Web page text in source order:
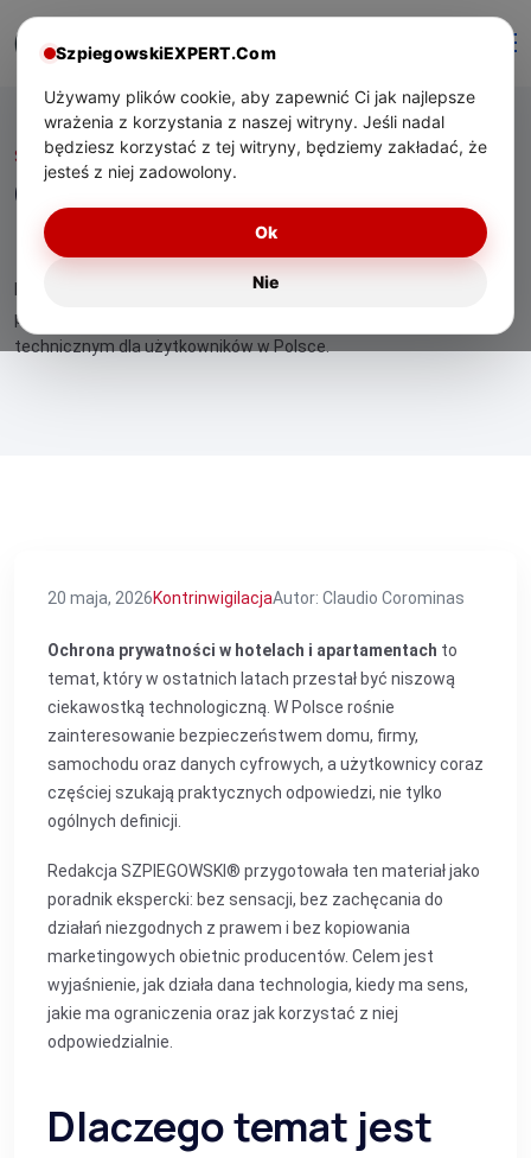
Start/ Ochrona prywatności w hotelach i apartamentach
Ochrona prywatności w
hotelach i apartamentach
Eksperckie materiały o technologiach bezpieczeństwa,
praktycznym zastosowaniu urządzeń oraz wsparciu
technicznym dla użytkowników w Polsce.
20 maja, 2026KontrinwigilacjaAutor: Claudio Corominas
Ochrona prywatności w hotelach i apartamentach to
temat, który w ostatnich latach przestał być niszową
ciekawostką technologiczną. W Polsce rośnie
zainteresowanie bezpieczeństwem domu, firmy,
samochodu oraz danych cyfrowych, a użytkownicy coraz
częściej szukają praktycznych odpowiedzi, nie tylko
ogólnych definicji.
Redakcja SZPIEGOWSKI® przygotowała ten materiał jako
poradnik ekspercki: bez sensacji, bez zachęcania do
działań niezgodnych z prawem i bez kopiowania
marketingowych obietnic producentów. Celem jest
wyjaśnienie, jak działa dana technologia, kiedy ma sens,
jakie ma ograniczenia oraz jak korzystać z niej
odpowiedzialnie.
Dlaczego temat jest
SzpiegowskiEXPERT.Com
Używamy plików cookie, aby zapewnić Ci jak najlepsze
wrażenia z korzystania z naszej witryny. Jeśli nadal
będziesz korzystać z tej witryny, będziemy zakładać, że
jesteś z niej zadowolony.
Nie
Ok